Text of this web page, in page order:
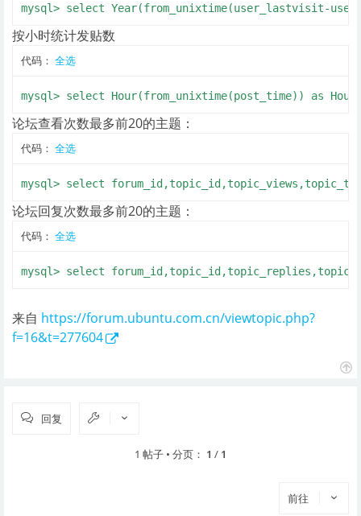
mysql> select Year(from_unixtime(user_lastvisit-
按小时统计发贴数
代码： 全选
mysql> select Hour(from_unixtime(post_time)) as
论坛查看次数最多前20的主题：
代码： 全选
mysql> select
论坛回复次数最多前20的主题：
代码： 全选
mysql> select
来自 https://forum.ubuntu.com.cn/viewtopic.php?
f=16&t=277604
回复
1 帖子 • 分页： 1 / 1
前往